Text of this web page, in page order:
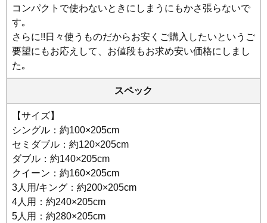
コンパクトで使わないときにしまうにもかさ張らないで
す｡
さらに!!日々使うものだからお安くご購入したいというご
要望にもお応えして、お値段もお求め安い価格にしまし
た｡
スペック
【サイズ】
シングル：約100×205cm
セミダブル：約120×205cm
ダブル：約140×205cm
クイーン：約160×205cm
3人用/キング：約200×205cm
4人用：約240×205cm
5人用：約280×205cm